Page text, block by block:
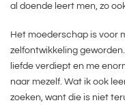
al doende leert men, zo
Het moederschap is voor
zelfontwikkeling
liefde verdiept en me
naar mezelf. Wat ik ook
zoeken, want die is niet